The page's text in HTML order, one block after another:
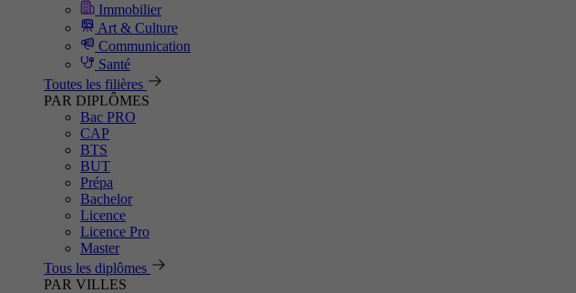
Immobilier
Art & Culture
Communication
Santé
Toutes les filières
PAR DIPLÔMES
Bac PRO
CAP
BTS
BUT
Prépa
Bachelor
Licence
Licence Pro
Master
Tous les diplômes
PAR VILLES